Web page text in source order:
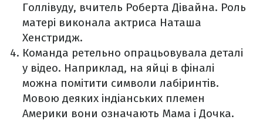
Голлівуду, вчитель Роберта Дівайна. Роль
матері виконала актриса Наташа
Хенстридж.
Команда ретельно опрацьовувала деталі
у відео. Наприклад, на яйці в фіналі
можна помітити символи лабіринтів.
Мовою деяких індіанських племен
Америки вони означають Мама і Дочка.